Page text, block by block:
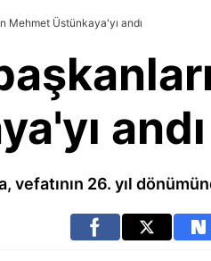
Mehmet Üstünkaya'yı andı
andı
26. yıl